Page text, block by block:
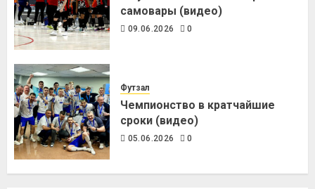
самовары (видео)
09.06.2026 0
Футзал
Чемпионство в кратчайшие
сроки (видео)
05.06.2026 0